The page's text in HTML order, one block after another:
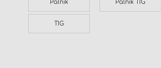
Palnik Palnik TIG
TIG